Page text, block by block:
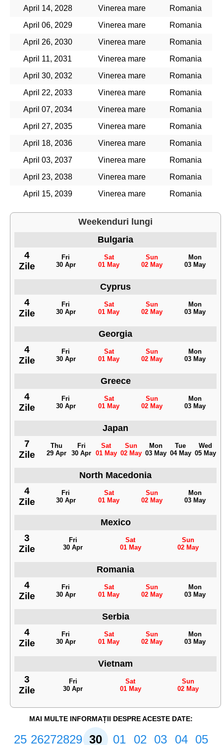
April 14, 2028
Vinerea mare
Romania
April 06, 2029
Vinerea mare
Romania
April 26, 2030
Vinerea mare
Romania
April 11, 2031
Vinerea mare
Romania
April 30, 2032
Vinerea mare
Romania
April 22, 2033
Vinerea mare
Romania
April 07, 2034
Vinerea mare
Romania
April 27, 2035
Vinerea mare
Romania
April 18, 2036
Vinerea mare
Romania
April 03, 2037
Vinerea mare
Romania
April 23, 2038
Vinerea mare
Romania
April 15, 2039
Vinerea mare Romania
Weekenduri lungi
Bulgaria
4
Zile
Fri
30 Apr
Sat
01 May
Sun
02 May
Mon
03 May
Cyprus
4
Zile
Fri
30 Apr
Sat
01 May
Sun
02 May
Mon
03 May
Georgia
4
Zile
Fri
30 Apr
Sat
01 May
Sun
02 May
Mon
03 May
Greece
4
Zile
Fri
30 Apr
Sat
01 May
Sun
02 May
Mon
03 May
Japan
7
Zile
Thu
29 Apr
Fri
30 Apr
Sat
01 May
Sun
02 May
Mon
03 May
Tue
04 May
Wed
05 May
North Macedonia
4
Zile
Fri
30 Apr
Sat
01 May
Sun
02 May
Mon
03 May
Mexico
3
Zile
Fri
30 Apr
Sat
01 May
Sun
02 May
Romania
4
Zile
Fri
30 Apr
Sat
01 May
Sun
02 May
Mon
03 May
Serbia
4
Zile
Fri
30 Apr
Sat
01 May
Sun
02 May
Mon
03 May
Vietnam
3
Zile
Fri
30 Apr
Sat
01 May
Sun
02 May
MAI MULTE INFORMAȚII DESPRE ACESTE DATE:
25 2627282930 01 02 03 04 05